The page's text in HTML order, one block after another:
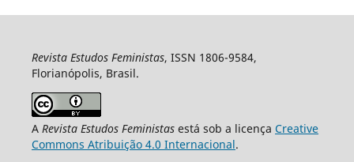
Revista Estudos Feministas, ISSN 1806-9584,
Florianópolis, Brasil.
A Revista Estudos Feministasestá sob a licença Creative
Commons Atribuição 4.0 Internacional.